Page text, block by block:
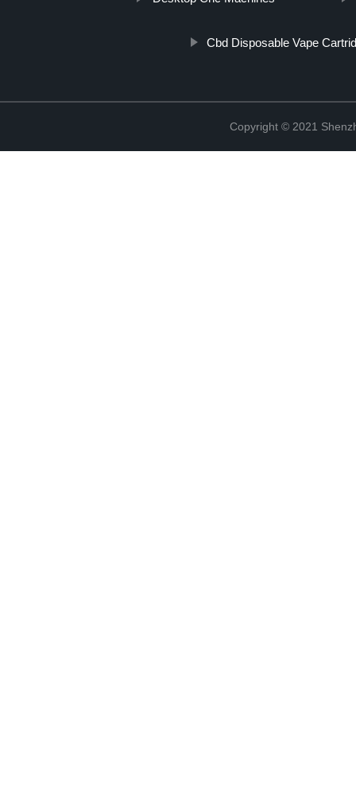
Cbd Disposable Vape
Copyright © 2021